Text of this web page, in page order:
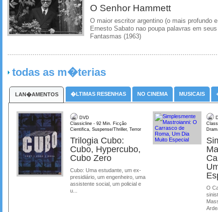
O Senhor Hammett
O maior escritor argentino (o mais profundo
Ernesto Sabato nao poupa palavras em
Fantasmas (1963)
todas as m�terias
LAN�AMENTOS �LTIMAS RESENHAS NO CINEMA MUSICAIS
DVD
Classicline - 92 Min. Ficção
Cientifica, Suspense/Thriller, Terror
Trilogia Cubo:
Cubo, Hypercubo,
Cubo Zero
Cubo: Uma estudante, um ex-
presidiário, um engenheiro, uma
assistente social, um policial e
u...
O